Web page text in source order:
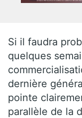
Si il faudra
quelques
dernière
pointe
parallèle de la